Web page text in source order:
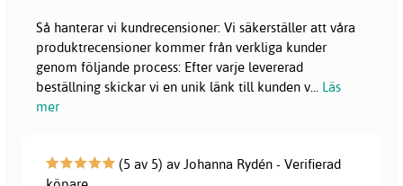
Så hanterar vi kundrecensioner: Vi säkerställer att våra
produktrecensioner kommer från verkliga kunder
genom följande process: Efter varje levererad
beställning skickar vi en unik länk till kunden v... Läs
mer
(5 av 5) av Johanna Rydén - Verifierad